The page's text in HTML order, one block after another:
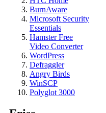
BurnAware
Microsoft Security
Essentials
Hamster Free
Video Converter
WordPress
Defraggler
Angry Birds
WinSCP
Polyglot 3000